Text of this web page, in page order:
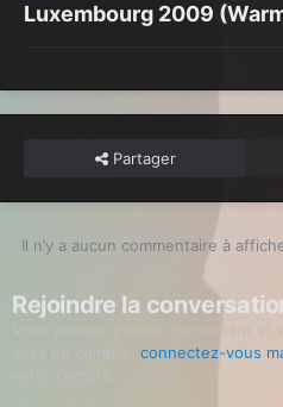
Luxembourg 2009
Partager
Il n’y a aucun commentaire à
Rejoindre la
Vous pouvez publier maintenant
connectez-vous